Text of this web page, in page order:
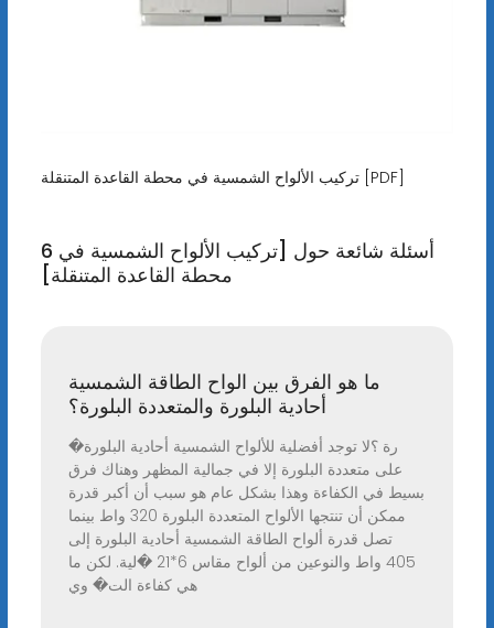
تركيب الألواح الشمسية في محطة القاعدة المتنقلة [PDF]
6 أسئلة شائعة حول [تركيب الألواح الشمسية في
محطة القاعدة المتنقلة]
ما هو الفرق بين الواح الطاقة الشمسية
أحادية البلورة والمتعددة البلورة؟
�رة ؟لا توجد أفضلية للألواح الشمسية أحادية البلورة
على متعددة البلورة إلا في جمالية المظهر وهناك فرق
بسيط في الكفاءة وهذا بشكل عام هو سبب أن أكبر قدرة
ممكن أن تنتجها الألواح المتعددة البلورة 320 واط بينما
تصل قدرة ألواح الطاقة الشمسية أحادية البلورة إلى
405 واط والنوعين من ألواح مقاس 6*21 �لية. لكن ما
هي كفاءة الت� وي